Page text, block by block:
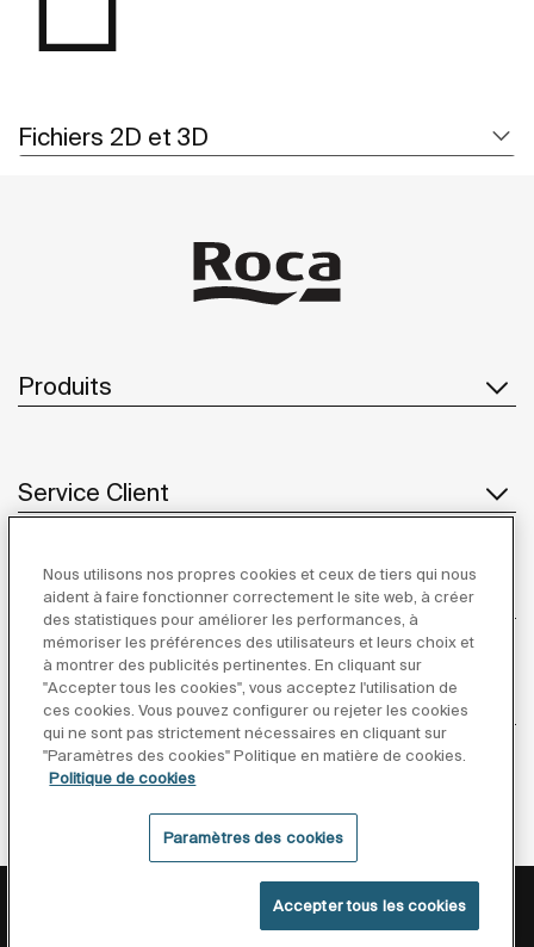
Fichiers 2D et 3D
Produits
Service Client
À propos de Roca
Inspiration
Suivez-nous
Conditions générales de vente
Nous utilisons nos propres cookies et ceux de tiers qui nous
aident à faire fonctionner correctement le site web, à créer
des statistiques pour améliorer les performances, à
mémoriser les préférences des utilisateurs et leurs choix et
à montrer des publicités pertinentes. En cliquant sur
"Accepter tous les cookies", vous acceptez l'utilisation de
ces cookies. Vous pouvez configurer ou rejeter les cookies
qui ne sont pas strictement nécessaires en cliquant sur
"Paramètres des cookies" Politique en matière de cookies.
Politique de cookies
Paramètres des cookies
Accepter tous les cookies